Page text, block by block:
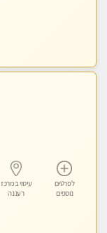
לפרטים
נוספים
עיסוי במרכז
רעננה